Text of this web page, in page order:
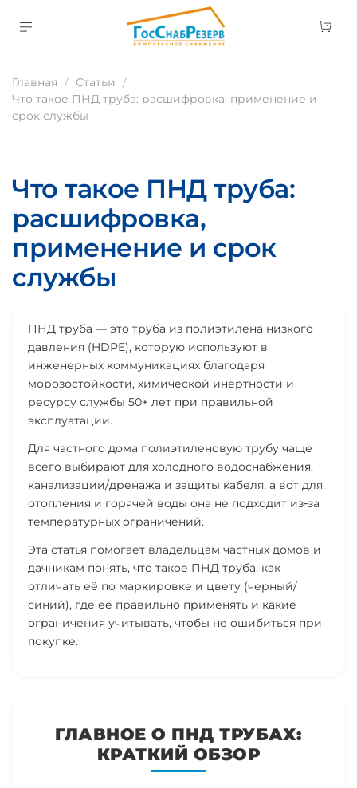
Главная
Статьи
Что такое ПНД труба: расшифровка, применение и
срок службы
Что такое ПНД труба:
расшифровка,
применение и срок
службы
ПНД труба — это труба из полиэтилена низкого
давления (HDPE), которую используют в
инженерных коммуникациях благодаря
морозостойкости, химической инертности и
ресурсу службы 50+ лет при правильной
эксплуатации.
Для частного дома полиэтиленовую трубу чаще
всего выбирают для холодного водоснабжения,
канализации/дренажа и защиты кабеля, а вот для
отопления и горячей воды она не подходит из‑за
температурных ограничений.
Эта статья помогает владельцам частных домов и
дачникам понять, что такое ПНД труба, как
отличать её по маркировке и цвету (черный/
синий), где её правильно применять и какие
ограничения учитывать, чтобы не ошибиться при
покупке.
ГЛАВНОЕ О ПНД ТРУБАХ:
КРАТКИЙ ОБЗОР